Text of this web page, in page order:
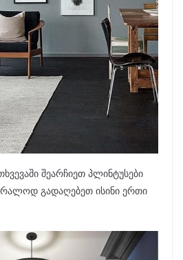
შეარჩიეთ პლინტუსები
გადაღებეთ ისინი ერთი